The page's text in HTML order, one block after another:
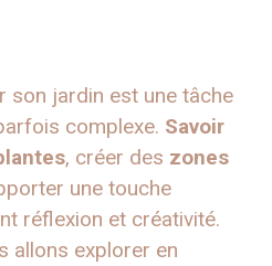
son jardin est une tâche
complexe. Savoir
, créer des zones
une touche
réflexion et créativité.
allons explorer en